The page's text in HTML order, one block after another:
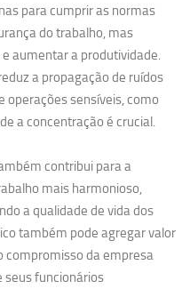
para cumprir as normas
do trabalho, mas
aumentar a produtividade.
a propagação de ruídos
operações sensíveis, como
a concentração é crucial.
contribui para a
mais harmonioso,
a qualidade de vida dos
também pode agregar valor
compromisso da empresa
seus funcionários